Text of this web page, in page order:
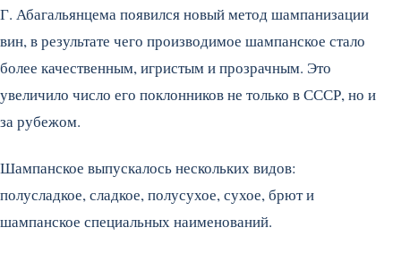
Г. Абагальянцема появился новый метод шампанизации
вин, в результате чего производимое шампанское стало
более качественным, игристым и прозрачным. Это
увеличило число его поклонников не только в СССР, но и
за рубежом.
Шампанское выпускалось нескольких видов:
полусладкое, сладкое, полусухое, сухое, брют и
шампанское специальных наименований.